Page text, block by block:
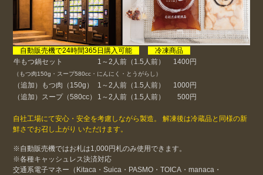
自動販売機で24時間365日購入可能
冷凍商品
牛もつ鍋セット
1～2人前（1.5人前） 1400円
（もつ肉150g・スープ580cc・にんにく・とうがらし）
（追加）もつ肉（150g） 1～2人前（1.5人前）
1000円
（追加）スープ（580cc）
1～2人前（1.5人前） 500円
自社工場にて安心・安全を考慮しながら製造。 解凍後は冷蔵品と同様の新
鮮さでお召し上がり いただけます。
※自動販売機ではお札は1,000円札のみ使用できます。
※各種キャッシュレス決済対応
交通系電子マネー（Kitaca・Suica・PASMO・TOICA・manaca・